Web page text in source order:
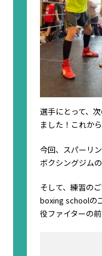
選手にとって、
ました！これか
今回、スパーリ
ボクシングジム
そして、練習の
boxing schoolの
役ファイターの